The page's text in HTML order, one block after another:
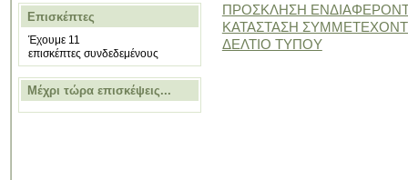
Επισκέπτες
Έχουμε 11
επισκέπτες συνδεδεμένους
Μέχρι τώρα επισκέψεις...
ΠΡΟΣΚΛΗΣΗ
ΚΑΤΑΣΤΑΣΗ
ΔΕΛΤΙΟ ΤΥΠΟΥ